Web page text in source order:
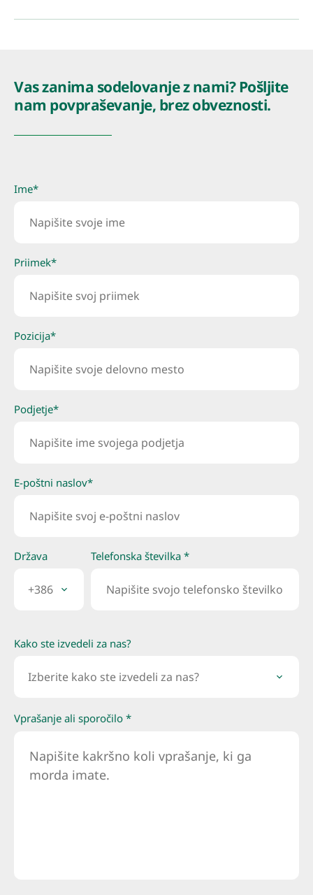
Vas zanima sodelovanje z nami? Pošljite
nam povpraševanje, brez obveznosti.
Ime*
Priimek*
Pozicija*
Podjetje*
E-poštni naslov*
Država
+386
Telefonska številka *
Kako ste izvedeli za nas?
Izberite kako ste izvedeli za nas?
Vprašanje ali sporočilo *